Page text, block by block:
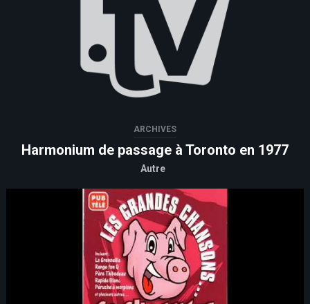
ARCHIVES
Harmonium de passage à Toronto en 1977
Autre